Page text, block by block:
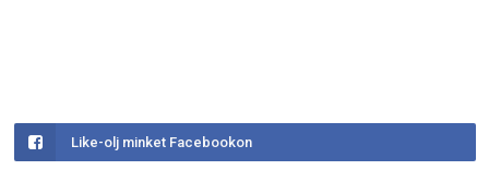
Like-olj minket Facebookon